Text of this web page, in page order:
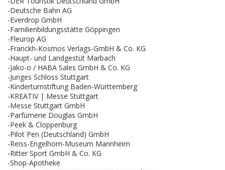
-Deutsche Bahn AG
-Everdrop GmbH
-Familienbildungsstätte Göppingen
-Fleurop AG
-Franckh-Kosmos Verlags-GmbH & Co. KG
-Haupt- und Landgestüt Marbach
-Jako-o / HABA Sales GmbH & Co. KG
-Junges Schloss Stuttgart
-Kinderturnstiftung Baden-Württemberg
-KREATIV | Messe Stuttgart
-Messe Stuttgart GmbH
-Parfümerie Douglas GmbH
-Peek & Cloppenburg
-Pilot Pen (Deutschland) GmbH
-Reiss-Engelhorn-Museum Mannheim
-Ritter Sport GmbH & Co. KG
-Shop-Apotheke